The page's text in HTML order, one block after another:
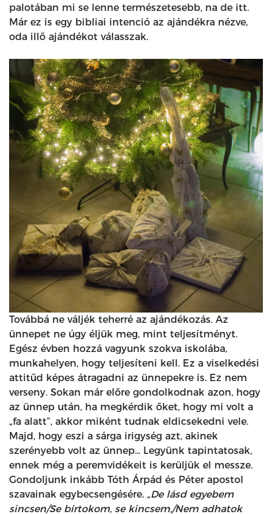
palotában mi se lenne természetesebb, na de itt.
Már ez is egy bibliai intenció az ajándékra nézve,
oda illő ajándékot válasszak.
Továbbá ne váljék teherré az ajándékozás. Az
ünnepet ne úgy éljük meg, mint teljesítményt.
Egész évben hozzá vagyunk szokva iskolába,
munkahelyen, hogy teljesíteni kell. Ez a viselkedési
attitűd képes átragadni az ünnepekre is. Ez nem
verseny. Sokan már előre gondolkodnak azon, hogy
az ünnep után, ha megkérdik őket, hogy mi volt a
„fa alatt”, akkor miként tudnak eldicsekedni vele.
Majd, hogy eszi a sárga irigység azt, akinek
szerényebb volt az ünnep... Legyünk tapintatosak,
ennek még a peremvidékeit is kerüljük el messze.
Gondoljunk inkább Tóth Árpád és Péter apostol
szavainak egybecsengésére. „De lásd egyebem
sincsen/Se bírtokom, se kincsem,/Nem adhatok